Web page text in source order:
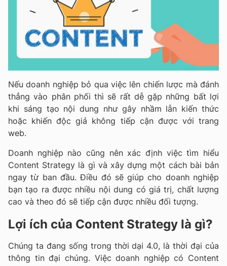
Nếu doanh nghiệp bỏ qua việc lên chiến lược mà đánh
thẳng vào phân phối thì sẽ rất dễ gặp những bất lợi
khi sáng tạo nội dung như gây nhầm lẫn kiến thức
hoặc khiến độc giả không tiếp cận được với trang
web.
Doanh nghiệp nào cũng nên xác định việc tìm hiểu
Content Strategy là gì và xây dựng một cách bài bản
ngay từ ban đầu. Điều đó sẽ giúp cho doanh nghiệp
bạn tạo ra được nhiều nội dung có giá trị, chất lượng
cao và theo đó sẽ tiếp cận được nhiều đối tượng.
Lợi ích của Content Strategy là gì?
Chúng ta đang sống trong thời dại 4.0, là thời đại của
thông tin đại chúng. Việc doanh nghiệp có Content